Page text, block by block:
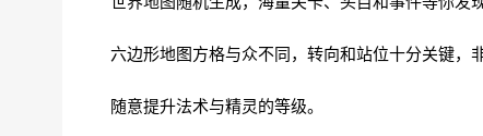
六边形地图方格与众不同，转向和站位十分关键，非
随意提升法术与精灵的等级。